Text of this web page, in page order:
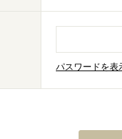
パスワードを表